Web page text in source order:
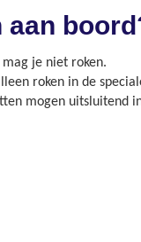
aan
je niet roken⁠.
roken in de
mogen uitsluitend